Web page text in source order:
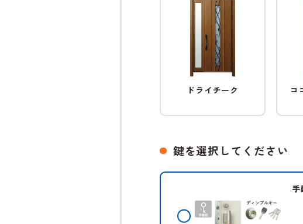
ドライチーク コ
鍵を選択してください
手